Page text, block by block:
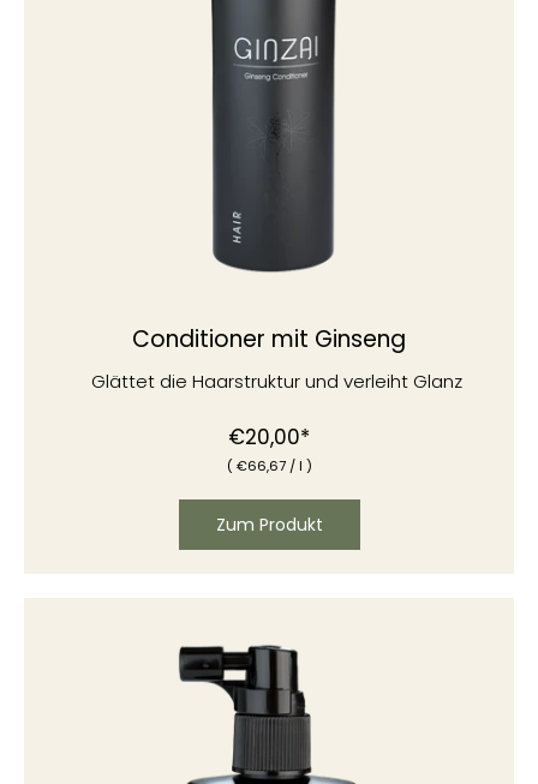
Conditioner mit Ginseng
Glättet die Haarstruktur und verleiht Glanz
Normaler
Preis
€20,00*
(€66,67 / l )
Zum Produkt